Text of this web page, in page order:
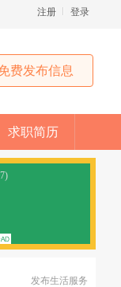
登录
注册
费发布信息
求职简历
发布生活服务